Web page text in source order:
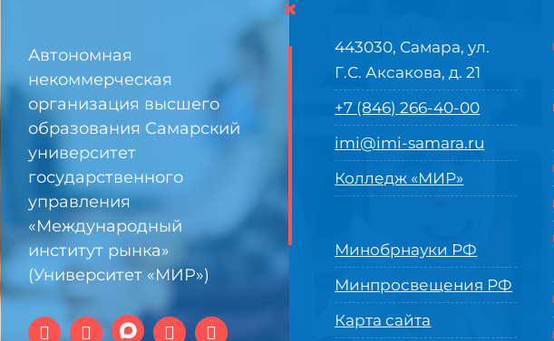
Автономная
некоммерческая
организация высшего
образования Самарский
университет
государственного
управления
«Международный
институт рынка»
(Университет «МИР»)
×
443030, Самара, ул.
Г.С. Аксакова, д. 21
+7 (846) 266-40-00
imi@imi-samara.ru
Колледж «МИР»
Минобрнауки РФ
Минпросвещения РФ
Карта сайта